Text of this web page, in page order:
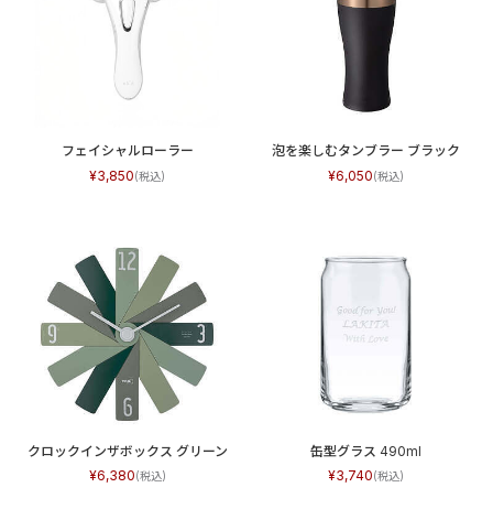
フェイシャルローラー
3,850
泡を楽しむタンブラー ブラック
6,050
クロックインザボックス グリーン
6,380
缶型グラス 490ml
3,740